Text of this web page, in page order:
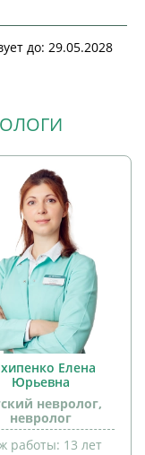
до: 29.05.2028
Елена
Юрьевна
невролог,
невролог
работы: 13 лет